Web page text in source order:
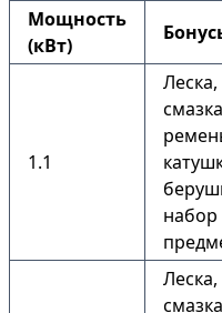
Мощность
(кВт)
1.1
набор